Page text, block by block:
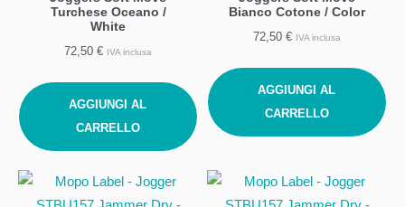
Turchese Oceano /
White
72,50 € IVA inclusa
AGGIUNGI AL
CARRELLO
Bianco Cotone / Color
72,50 € IVA inclusa
AGGIUNGI AL
CARRELLO